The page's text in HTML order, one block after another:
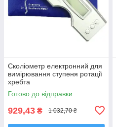
Сколіометр електронний для
вимірювання ступеня ротації
хребта
Готово до відправки
929,43 ₴ 1 032,70 ₴